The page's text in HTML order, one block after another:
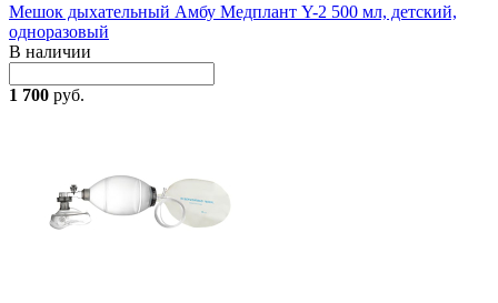
Мешок дыхательный Амбу Медплант Y-2 500 мл, детский,
одноразовый
В наличии
1 700 руб.